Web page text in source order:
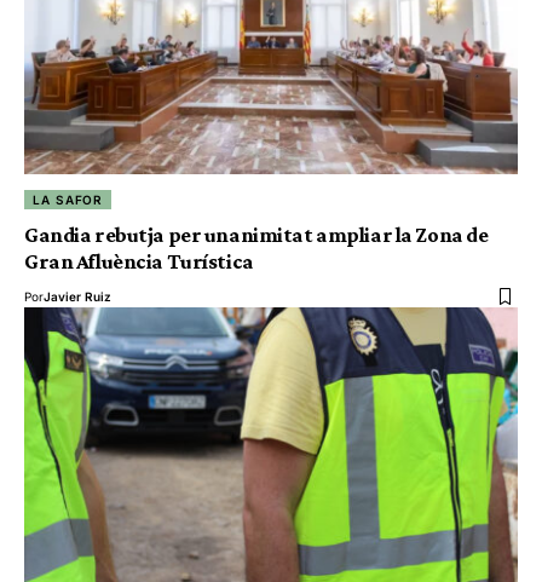
LA SAFOR
Gandia rebutja per unanimitat ampliar la Zona de
Gran Afluència Turística
PorJavier Ruiz